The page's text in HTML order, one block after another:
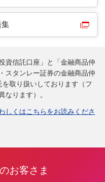
集
資信託口座」と「金融商品仲
スタンレー証券の金融商品仲
取り扱いしております（フ
なります）。
しくはこちらをお読みくださ
お客さま